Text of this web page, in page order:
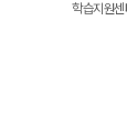
학습지원